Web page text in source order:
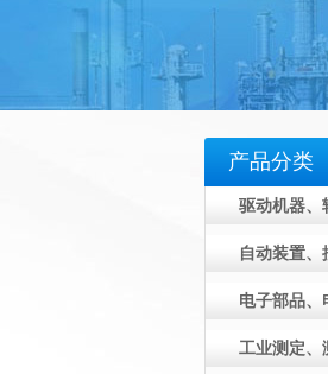
产品分类
驱动机器、
自动装置、
电子部品、
工业测定、